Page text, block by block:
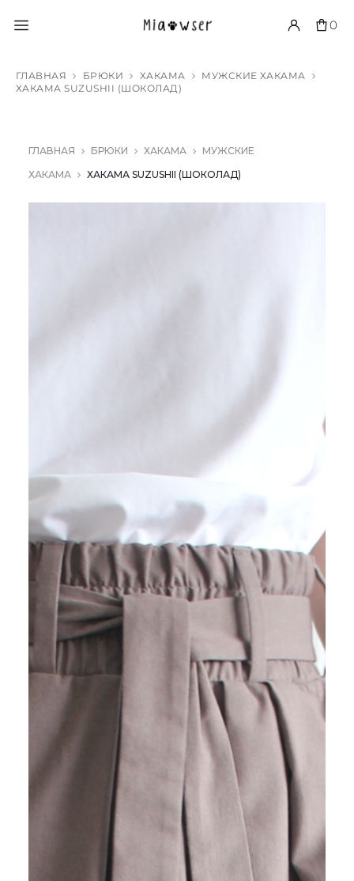
0
ГЛАВНАЯ БРЮКИ ХАКАМА
МУЖСКИЕ ХАКАМА
ХАКАМА SUZUSHII (ШОКОЛАД)
ГЛАВНАЯ БРЮКИ ХАКАМА
МУЖСКИЕ
ХАКАМА
ХАКАМА SUZUSHII (ШОКОЛАД)